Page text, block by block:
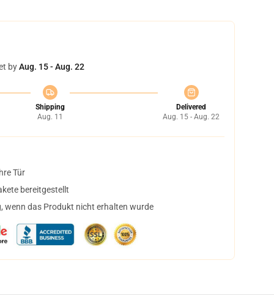
byAug. 15 - Aug. 22
Shipping
Aug. 11
Delivered
Aug. 15 - Aug. 22
Tür
bereitgestellt
wenn das Produkt nicht erhalten wurde